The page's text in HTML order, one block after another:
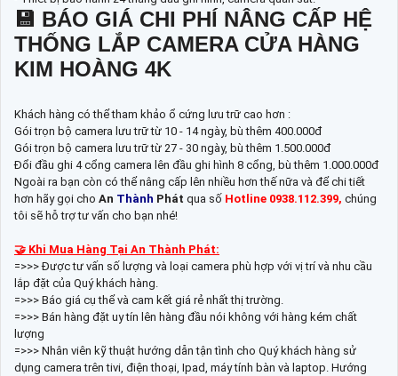
💾 BÁO GIÁ CHI PHÍ NÂNG CẤP HỆ
THỐNG LẮP CAMERA CỬA HÀNG
KIM HOÀNG 4K
Khách hàng có thể tham khảo ổ cứng lưu trữ cao hơn :
Gói trọn bộ camera lưu trữ từ 10 - 14 ngày, bù thêm 400.000đ
Gói trọn bộ camera lưu trữ từ 27 - 30 ngày, bù thêm 1.500.000đ
Đổi đầu ghi 4 cổng camera lên đầu ghi hình 8 cổng, bù thêm 1.000.000đ
Ngoài ra bạn còn có thể nâng cấp lên nhiều hơn thế nữa và để chi tiết
hơn hãy gọi cho An Thành Phát qua số Hotline 0938.112.399, chúng
tôi sẽ hỗ trợ tư vấn cho bạn nhé!
🤝 Khi Mua Hàng Tại An Thành Phát:
=>>> Được tư vấn số lượng và loại camera phù hợp với vị trí và nhu cầu
lắp đặt của Quý khách hàng.
=>>> Báo giá cụ thể và cam kết giá rẻ nhất thị trường.
=>>> Bán hàng đặt uy tín lên hàng đầu nói không với hàng kém chất
lượng
=>>> Nhân viên kỹ thuật hướng dẫn tận tình cho Quý khách hàng sử
dụng camera trên tivi, điện thoại, Ipad, máy tính bàn và laptop. Hướng